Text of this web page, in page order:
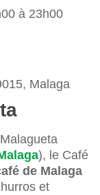
à 23h00
Malaga
), le Café
de Malaga
et